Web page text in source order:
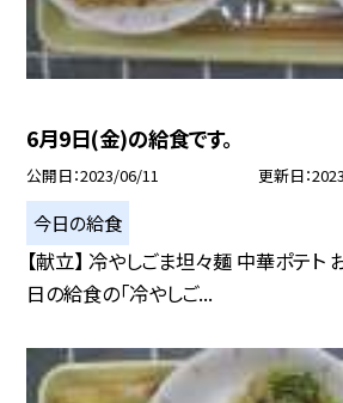
6月9日(金)の給食です。
公開日 2023/06/11 更新日
今日の給食
【献立】 冷やしごま坦々麺 中華ポテ
日の給食の「冷やしご...